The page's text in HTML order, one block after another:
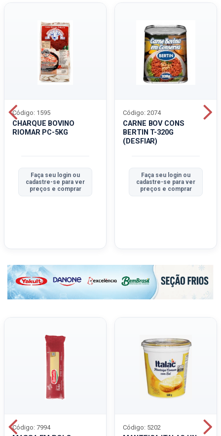
CHARQUE BOVINO
RIOMAR PC-5KG
Código: 1595
Faça seu login ou
cadastre-se para ver
preços e comprar
CARNE BOV CONS
BERTIN T-320G
(DESFIAR)
Código: 2074
Faça seu login ou
cadastre-se para ver
preços e comprar
Código: 7994 Código: 5202